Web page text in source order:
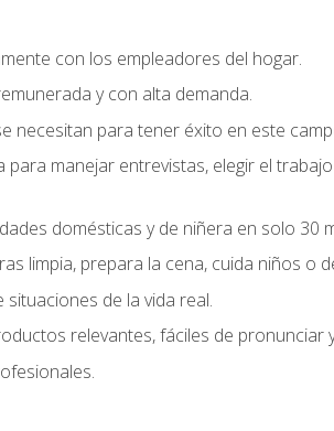
con los empleadores del hogar.
y con alta demanda.
necesitan para tener éxito en este
para manejar entrevistas, elegir el
domésticas y de niñera en solo 30
limpia, prepara la cena, cuida niños o
de la vida real.
relevantes, fáciles de pronunciar